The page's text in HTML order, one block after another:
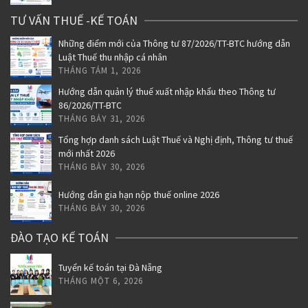
TƯ VẤN THUẾ -KẾ TOÁN
Những điểm mới của Thông tư 87/2026/TT-BTC hướng dẫn
Luật Thuế thu nhập cá nhân
THÁNG TÁM 1, 2026
Hướng dẫn quản lý thuế xuất nhập khẩu theo Thông tư
86/2026/TT-BTC
THÁNG BẢY 31, 2026
Tổng hợp danh sách Luật Thuế và Nghị định, Thông tư thuế
mới nhất 2026
THÁNG BẢY 30, 2026
Hướng dẫn gia hạn nộp thuế online 2026
THÁNG BẢY 30, 2026
ĐÀO TẠO KẾ TOÁN
Tuyển kế toán tại Đà Nẵng
THÁNG MỘT 6, 2026